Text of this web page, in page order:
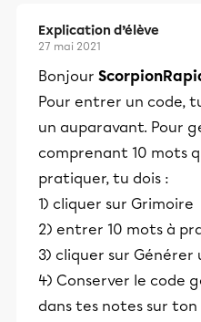
Explication d’élève
27 mai 2021
Bonjour
Pour entrer un code,
un auparavant. Pour
comprenant 10 mots
pratiquer, tu dois :
1) cliquer sur Grimoire
2) entrer 10 mots à
3) cliquer sur Générer
4) Conserver le code
dans tes notes sur